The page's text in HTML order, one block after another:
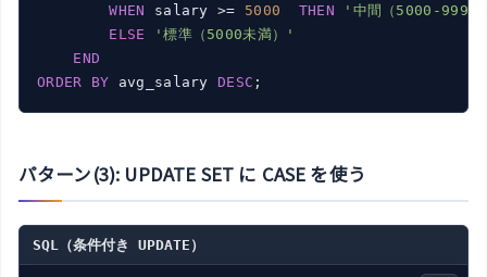
WHEN
salary >= 5000 THEN
'中間（5000-9999
ELSE
'標準（5000未満）'
END
ORDER
BY avg_salary DESC
パターン(3): UPDATE SET に CASE を使う
SQL（条件付き UPDATE）